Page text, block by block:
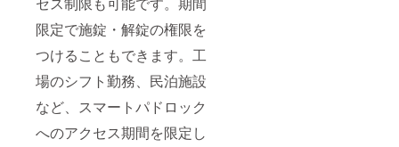
限定で施錠・解錠の権限を
つけることもできます。工
場のシフト勤務、民泊施設
など、スマートパドロック
へのアクセス期間を限定し